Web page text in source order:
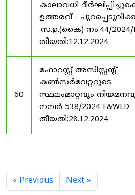
കാലാവധി
ഉത്തരവ് -
.സ.ഉ.(കൈ) നം.44/2024/
തീയതി:12.12.2024
60
ഫോറസ്റ്റ് അസിസ്റ്റൻ്റ്
കൺസർവേറ്ററുടെ
സ്ഥലംമാറ്റവും
നമ്പർ 538/2024 F&WLD
തീയതി:28.12.2024
« Previous Next »